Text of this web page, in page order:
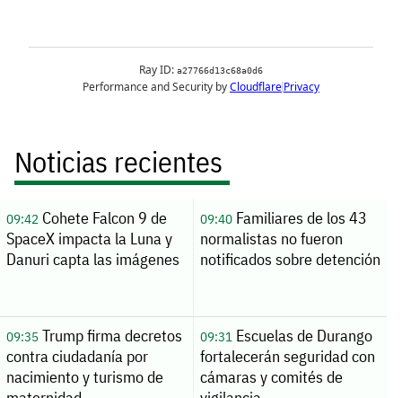
Noticias recientes
09:42Cohete Falcon 9 de
SpaceX impacta la Luna y
Danuri capta las imágenes
09:40Familiares de los 43
normalistas no fueron
notificados sobre detención
09:35Trump firma decretos
contra ciudadanía por
nacimiento y turismo de
09:31Escuelas de Durango
fortalecerán seguridad con
cámaras y comités de